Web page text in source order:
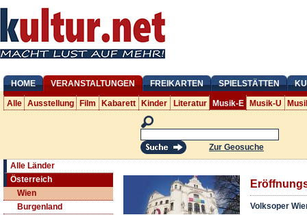
HOME VERANSTALTUNGEN FREIKARTEN SPIELSTÄTTEN
Alle Ausstellung Film Kabarett Kinder Literatur Musik-E Musik-U
Zur Geosuche
Alle Länder
Österreich
Wien
Burgenland
Volksoper